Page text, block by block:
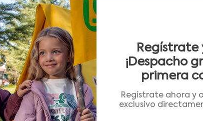
7. bota agua
8. impermeable
9. poleras
10. pijama
Utiliza
Intenta
Anterior
Regístrate
¡Despacho
primera
Regístrate ahora y
exclusivo